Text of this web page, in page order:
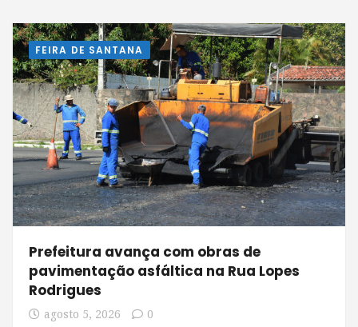
FEIRA DE SANTANA
Prefeitura avança com obras de
pavimentação asfáltica na Rua Lopes
Rodrigues
agosto 5, 2026 0